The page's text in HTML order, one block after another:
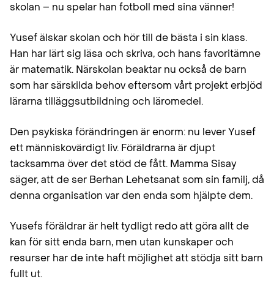
skolan – nu spelar han fotboll med sina vänner!
Yusef älskar skolan och hör till de bästa i sin klass.
Han har lärt sig läsa och skriva, och hans favoritämne
är matematik. Närskolan beaktar nu också de barn
som har särskilda behov eftersom vårt projekt erbjöd
lärarna tilläggsutbildning och läromedel.
Den psykiska förändringen är enorm: nu lever Yusef
ett människovärdigt liv. Föräldrarna är djupt
tacksamma över det stöd de fått. Mamma Sisay
säger, att de ser Berhan Lehetsanat som sin familj, då
denna organisation var den enda som hjälpte dem.
Yusefs föräldrar är helt tydligt redo att göra allt de
kan för sitt enda barn, men utan kunskaper och
resurser har de inte haft möjlighet att stödja sitt barn
fullt ut.